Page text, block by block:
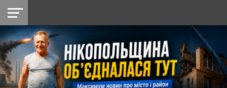
НІКОПОЛЬ
РАЙОН
СІЧЕСЛАВСЬКА
УКРАЇНА
РЕТРО
НІКОПОЛЬ
ЛАЙТ
УКРАЇНА
ДОПОМОГА
РАДІО